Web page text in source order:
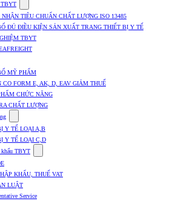
TBYT
submenu
for
Dịch
vụ
xuất
TBYT
NHẬN TIÊU CHUẨN CHẤT LƯỢNG ISO 13485
ĐỦ ĐIỀU KIỆN SẢN XUẤT TRANG THIẾT BỊ Y TẾ
TBYT
MỸ PHẨM
CO FORM E, AK, D, EAV GIẢM THUẾ
CHỨC NĂNG
CHẤT LƯỢNG
submenu
for
Thủ
tục
mặt
hàng
Y TẾ LOẠI A,B
Y TẾ LOẠI C,D
khẩu TBYT
submenu
Kinh
KHẨU, THUẾ VAT
LUẬT
Service